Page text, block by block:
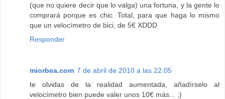
(que no quiere decir que lo valga) una fortuna, y la gente lo
comprará porque es chic. Total, para que haga lo mismo
que un velocímetro de bici, de 5€ XDDD
Responder
miorbea.com 7 de abril de 2010 a las 22:05
te olvidas de la realidad aumentada, añadírselo al
velocímetro bien puede valer unos 10€ más... ;)